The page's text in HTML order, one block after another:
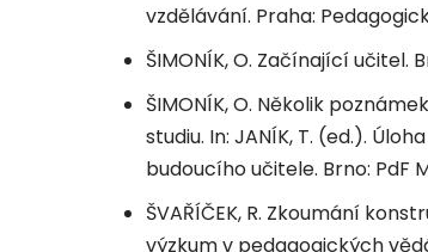
vzdělávání. Praha:
ŠIMONÍK, O. Začínající učitel.
ŠIMONÍK, O. Několik
studiu. In: JANÍK, T. (ed.).
budoucího učitele. Brno: PdF
ŠVAŘÍČEK, R. Zkoumání
výzkum v pedagogických